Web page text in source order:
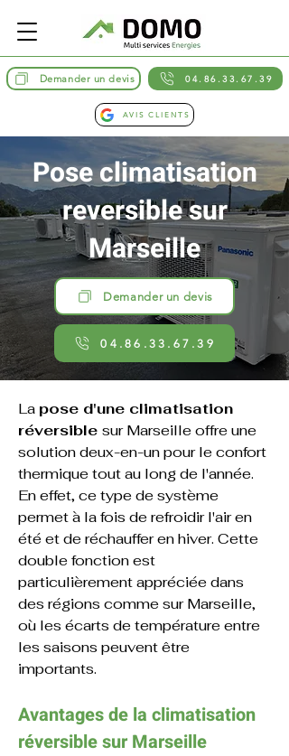
Demander un devis 04.86.33.67.39
AVIS CLIENTS
Pose climatisation
reversible sur
Marseille
Demander un devis
04.86.33.67.39
La pose d'une climatisation
réversible sur Marseille offre une
solution deux-en-un pour le confort
thermique tout au long de l'année.
En effet, ce type de système
permet à la fois de refroidir l'air en
été et de réchauffer en hiver. Cette
double fonction est
particulièrement appréciée dans
des régions comme sur Marseille,
où les écarts de température entre
les saisons peuvent être
importants.
Avantages de la climatisation
réversible sur Marseille